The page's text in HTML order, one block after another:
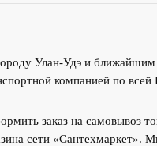
Улан-Удэ и
компанией по всей
заказ на самовывоз
сети «Сантехмаркет».